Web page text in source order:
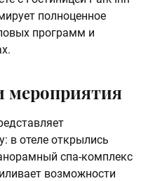
полноценное
программ и
мероприятия
в отеле открылись
спа-комплекс
возможности